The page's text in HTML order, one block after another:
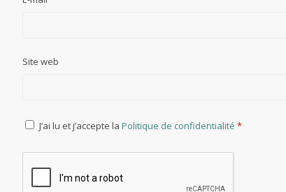
Site web
J’ai lu et j’accepte la Politique de confidentialité *